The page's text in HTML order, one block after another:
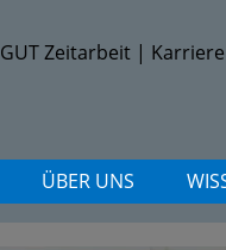
GUT Zeitarbeit | Karriere
ÜBER UNS